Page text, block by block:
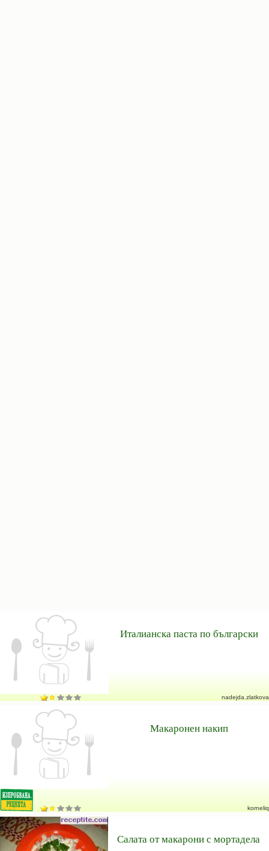
Италианска паста по български
nadejda.zlatkova
Макаронен накип
korneliq
Салата от макарони с мортадела